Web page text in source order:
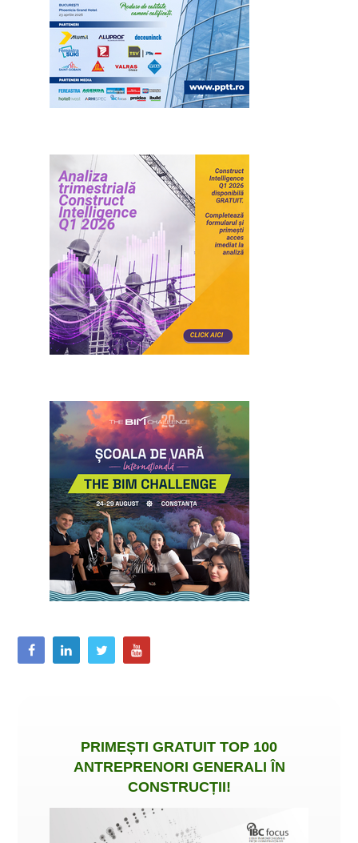
PRIMEȘTI GRATUIT TOP 100
ANTREPRENORI GENERALI ÎN
CONSTRUCȚII!